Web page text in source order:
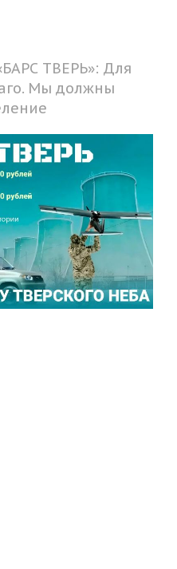
ТВЕРЬ»: Для
Мы должны